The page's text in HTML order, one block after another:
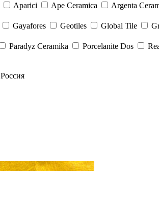
Aparici Ape Ceramica Argenta
Gayafores Geotiles Global Tile
Paradyz Сeramika Porcelanite Dos
Россия